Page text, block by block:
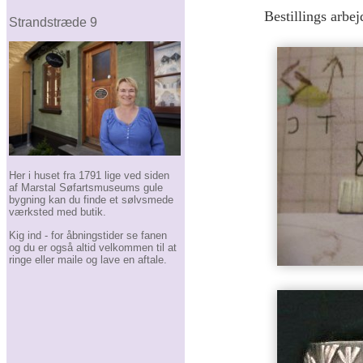
Strandstræde 9
Her i huset fra 1791 lige ved siden
af Marstal Søfartsmuseums gule
bygning kan du finde et sølvsmede
værksted med butik.
Kig ind - for åbningstider se fanen
og du er også altid velkommen til at
ringe eller maile og lave en aftale.
Bestillings